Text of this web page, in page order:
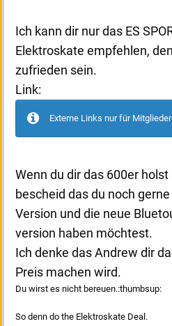
Ich kann dir nur das ES
Elektroskate empfehlen,
zufrieden sein.
Link:
Externe Links nur für
Wenn du dir das 600er
bescheid das du noch
Version und die neue
version haben möchtest.
Ich denke das Andrew dir
Preis machen wird.
Du wirst es nicht bereuen.:thumbsup:
So denn do the Elektroskate Deal.